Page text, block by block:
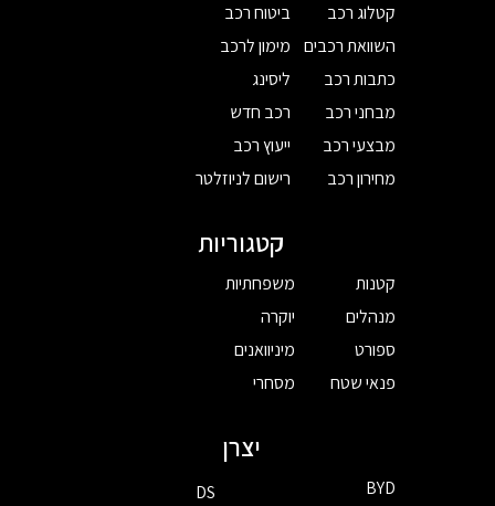
קטלוג רכב
השוואת רכבים
כתבות רכב
מבחני רכב
מבצעי רכב
מחירון רכב
ביטוח רכב
מימון לרכב
ליסינג
רכב חדש
ייעוץ רכב
רישום לניוזלטר
קטגוריות
קטנות
מנהלים
ספורט
פנאי שטח
משפחתיות
יוקרה
מיניוואנים
מסחרי
יצרן
BYD
DS